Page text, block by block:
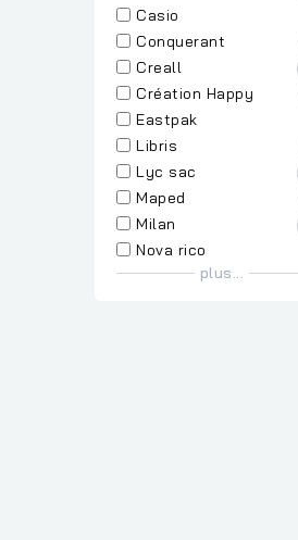
Casio
Conquerant
Creall
Création Happy
Eastpak
Libris
Lyc sac
Maped
Milan
Nova rico
plus...